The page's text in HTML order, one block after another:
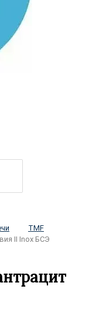
TMF
II Inox БСЭ